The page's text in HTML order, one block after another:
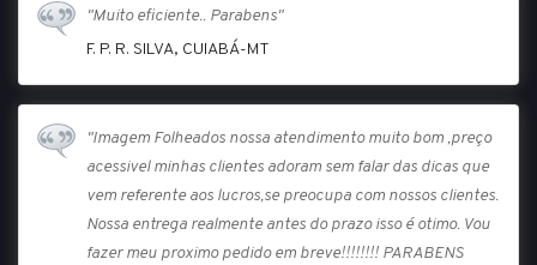
"Muito eficiente.. Parabens"
F. P. R. SILVA, CUIABÁ-MT
"Imagem Folheados nossa atendimento muito bom ,preço
acessivel minhas clientes adoram sem falar das dicas que
vem referente aos lucros,se preocupa com nossos clientes.
Nossa entrega realmente antes do prazo isso é otimo. Vou
fazer meu proximo pedido em breve!!!!!!!! PARABENS